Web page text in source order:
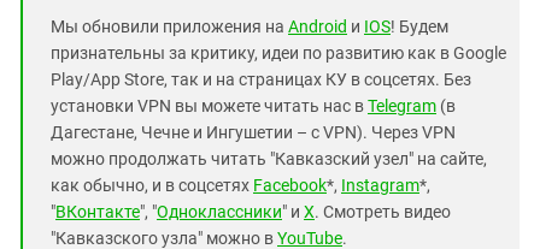
Мы обновили приложения на Android и IOS! Будем
признательны за критику, идеи по развитию как в Google
Play/App Store, так и на страницах КУ в соцсетях. Без
установки VPN вы можете читать нас вTelegram (в
Дагестане, Чечне и Ингушетии – с VPN). Через VPN
можно продолжать читать "Кавказский узел" на сайте,
как обычно, и в соцсетях Facebook*, Instagram*,
"ВКонтакте", "Одноклассники" и X. Смотреть видео
"Кавказского узла" можно вYouTube.